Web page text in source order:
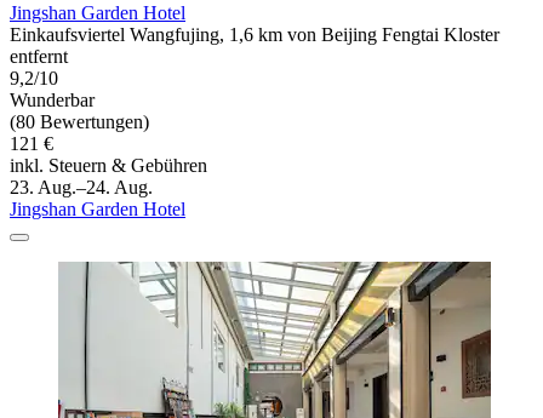
Jingshan Garden Hotel
Einkaufsviertel Wangfujing, 1,6 km von Beijing Fengtai Kloster
entfernt
9,2/10
Wunderbar
(80 Bewertungen)
121 €
inkl. Steuern & Gebühren
23. Aug.–24. Aug.
Jingshan Garden Hotel